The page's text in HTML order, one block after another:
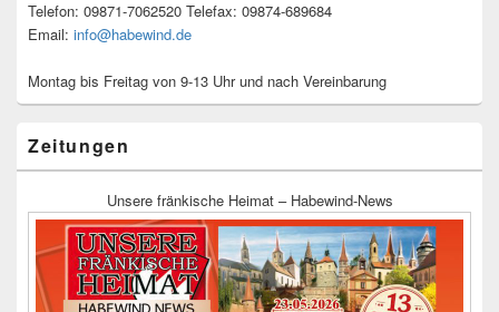
Telefon: 09871-7062520 Telefax: 09874-689684
Email: info@habewind.de
Montag bis Freitag von 9-13 Uhr und nach Vereinbarung
Zeitungen
Unsere fränkische Heimat – Habewind-News